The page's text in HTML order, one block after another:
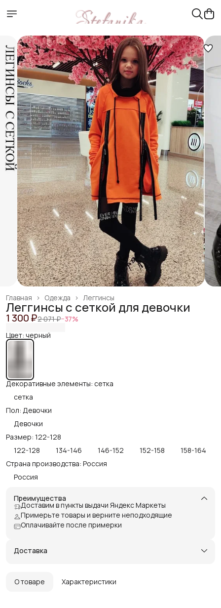
Леггинсы
Одежда ›
Главная ›
Леггинсы с сеткой для девочки
1 300 ₽2 071 ₽−37%
Цвет: черный
Декоративные элементы: сетка
сетка
Пол: Девочки
Девочки
Размер: 122-128
122-128
134-146 146-152 152-158
158-164
Страна производства: Россия
Россия
Преимущества
Доставим в пункты выдачи Яндекс Маркеты
Примерьте товары и верните неподходящие
Оплачивайте после примерки
Доставка
О товаре Характеристики